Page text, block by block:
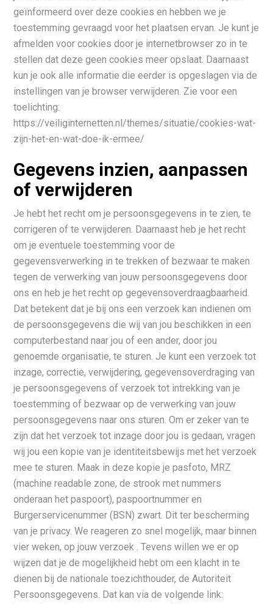
geïnformeerd over deze cookies en hebben we je
toestemming gevraagd voor het plaatsen ervan. Je kunt je
afmelden voor cookies door je internetbrowser zo in te
stellen dat deze geen cookies meer opslaat. Daarnaast
kun je ook alle informatie die eerder is opgeslagen via de
instellingen van je browser verwijderen. Zie voor een
toelichting:
https://veiliginternetten.nl/themes/situatie/cookies-wat-
zijn-het-en-wat-doe-ik-ermee/
Gegevens inzien, aanpassen
of verwijderen
Je hebt het recht om je persoonsgegevens in te zien, te
corrigeren of te verwijderen. Daarnaast heb je het recht
om je eventuele toestemming voor de
gegevensverwerking in te trekken of bezwaar te maken
tegen de verwerking van jouw persoonsgegevens door
ons en heb je het recht op gegevensoverdraagbaarheid.
Dat betekent dat je bij ons een verzoek kan indienen om
de persoonsgegevens die wij van jou beschikken in een
computerbestand naar jou of een ander, door jou
genoemde organisatie, te sturen. Je kunt een verzoek tot
inzage, correctie, verwijdering, gegevensoverdraging van
je persoonsgegevens of verzoek tot intrekking van je
toestemming of bezwaar op de verwerking van jouw
persoonsgegevens naar ons sturen. Om er zeker van te
zijn dat het verzoek tot inzage door jou is gedaan, vragen
wij jou een kopie van je identiteitsbewijs met het verzoek
mee te sturen. Maak in deze kopie je pasfoto, MRZ
(machine readable zone, de strook met nummers
onderaan het paspoort), paspoortnummer en
Burgerservicenummer (BSN) zwart. Dit ter bescherming
van je privacy. We reageren zo snel mogelijk, maar binnen
vier weken, op jouw verzoek . Tevens willen we er op
wijzen dat je de mogelijkheid hebt om een klacht in te
dienen bij de nationale toezichthouder, de Autoriteit
Persoonsgegevens. Dat kan via de volgende link: